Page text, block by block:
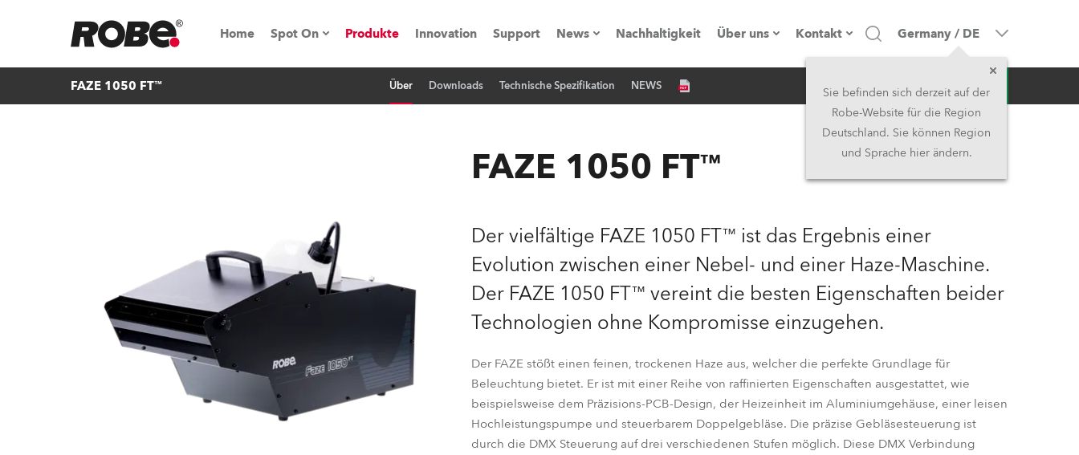
Home Spot On
Tipps, Tricks und Tutorials
RoboSpot Tutorials
Robe On The Road
Robe lighting's technology SHED
Produkte Innovation Support News
Pressemitteilungen
Nachhaltigkeit Über uns
Made in the EU
Kariéra (CZ)
Rechtliches
Kontakt
Hauptsitz
Hauptsitz & Werk
Mittlerer Osten
Asien & Pazifikregion
Vereinigtes Königreich und
Deutschland
Frankreich
Germany / DE
Sie befinden sich derzeit auf der
Robe-Website für die Region
Deutschland. Sie können Region
und Sprache hier ändern.
FAZE 1050 FT™ Über Downloads Technische Spezifikation NEWS Anfrage
FAZE 1050 FT™
Der vielfältige FAZE 1050 FT™ ist das Ergebnis einer
Evolution zwischen einer Nebel- und einer Haze-Maschine.
Der FAZE 1050 FT™ vereint die besten Eigenschaften beider
Technologien ohne Kompromisse einzugehen.
Der FAZE stößt einen feinen, trockenen Haze aus, welcher die perfekte Grundlage für
Beleuchtung bietet. Er ist mit einer Reihe von raffinierten Eigenschaften ausgestattet, wie
beispielsweise dem Präzisions-PCB-Design, der Heizeinheit im Aluminiumgehäuse, einer leisen
Hochleistungspumpe und steuerbarem Doppelgebläse. Die präzise Gebläsesteuerung ist
durch die DMX Steuerung auf drei verschiedenen Stufen möglich. Diese DMX Verbindung